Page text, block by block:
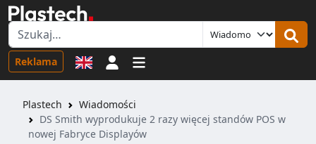
Reklama Logowanie
Plastech
Wiadomości
DS Smith wyprodukuje 2 razy więcej standów POS w
nowej Fabryce Displayów